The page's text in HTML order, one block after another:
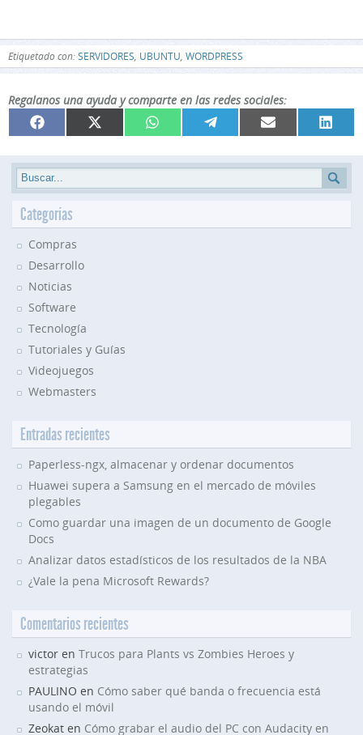
Etiquetado con:SERVIDORES, UBUNTU, WORDPRESS
Regalanos una ayuda y comparte en las redes sociales:
Compartir
en
Facebook Compartir
en
X
(Twitter)
Compartir
en
WhatsApp Compartir
en
Compartir
en
Email
en
Categorías
Compras
Desarrollo
Noticias
Software
Tecnología
Tutoriales y Guías
Videojuegos
Webmasters
Entradas recientes
Paperless-ngx, almacenar y ordenar documentos
Huawei supera a Samsung en el mercado de móviles
plegables
Como guardar una imagen de un documento de Google
Docs
Analizar datos estadísticos de los resultados de la NBA
¿Vale la pena Microsoft Rewards?
Comentarios recientes
victor en Trucos para Plants vs Zombies Heroes y
estrategias
PAULINO en Cómo saber qué banda o frecuencia está
usando el móvil
Zeokat en Cómo grabar el audio del PC con Audacity en